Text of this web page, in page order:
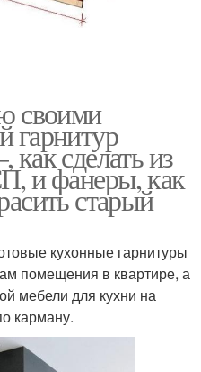
своими
гарнитур
сделать из
и фанеры, как
старый
кухонные гарнитуры
помещения в квартире, а
мебели для кухни на
карману.